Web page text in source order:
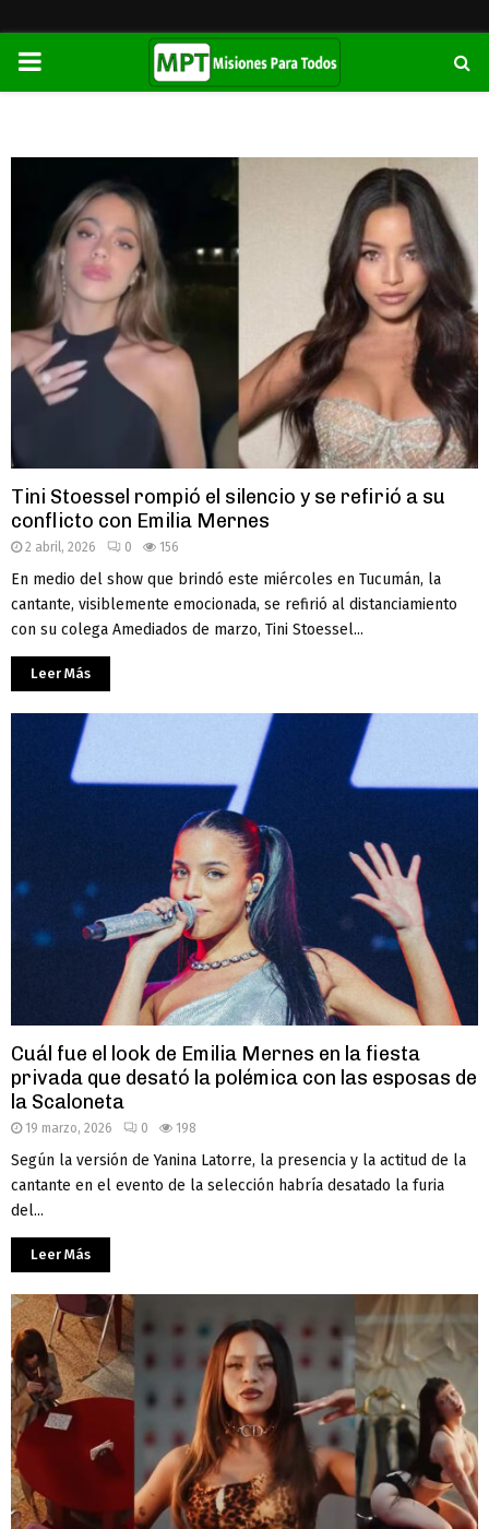
PRIMARY
Tini Stoessel rompió el silencio y se refirió a su
conflicto con Emilia Mernes
2 abril, 2026 0 156
En medio del show que brindó este miércoles en Tucumán, la
cantante, visiblemente emocionada, se refirió al distanciamiento
con su colega Amediados de marzo, Tini Stoessel...
Leer Más
Cuál fue el look de Emilia Mernes en la fiesta
privada que desató la polémica con las esposas de
la Scaloneta
19 marzo, 2026 0 198
Según la versión de Yanina Latorre, la presencia y la actitud de la
cantante en el evento de la selección habría desatado la furia
del...
Leer Más